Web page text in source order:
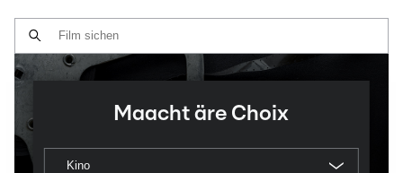
Maacht äre Choix
Kino